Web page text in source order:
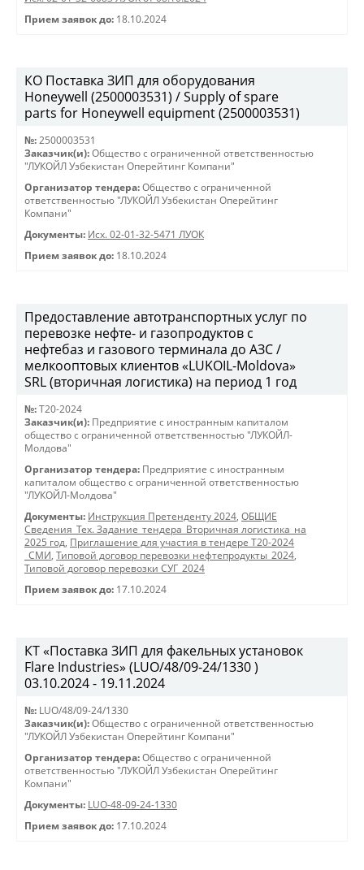
Прием заявок до: 18.10.2024
КО Поставка ЗИП для оборудования
Honeywell (2500003531) / Supply of spare
parts for Honeywell equipment (2500003531)
№: 2500003531
Заказчик(и): Общество с ограниченной ответственностью
"ЛУКОЙЛ Узбекистан Оперейтинг Компани"
Организатор тендера: Общество с ограниченной
ответственностью "ЛУКОЙЛ Узбекистан Оперейтинг
Компани"
Документы: Исх. 02-01-32-5471 ЛУОК
Прием заявок до: 18.10.2024
Предоставление автотранспортных услуг по
перевозке нефте- и газопродуктов с
нефтебаз и газового терминала до АЗС /
мелкооптовых клиентов «LUKOIL-Moldova»
SRL (вторичная логистика) на период 1 год
№: T20-2024
Заказчик(и): Предприятие с иностранным капиталом
общество с ограниченной ответственностью "ЛУКОЙЛ-
Молдова"
Организатор тендера: Предприятие с иностранным
капиталом общество с ограниченной ответственностью
"ЛУКОЙЛ-Молдова"
Документы: Инструкция Претенденту 2024, ОБЩИЕ
Сведения_Тех. Задание_тендера_Вторичная логистика_на
2025 год, Приглашение для участия в тендере Т20-2024
_СМИ, Типовой договор перевозки нефтепродукты_2024,
Типовой договор перевозки СУГ_2024
Прием заявок до: 17.10.2024
КТ «Поставка ЗИП для факельных установок
Flare Industries» (LUO/48/09-24/1330 )
03.10.2024 - 19.11.2024
№: LUO/48/09-24/1330
Заказчик(и): Общество с ограниченной ответственностью
"ЛУКОЙЛ Узбекистан Оперейтинг Компани"
Организатор тендера: Общество с ограниченной
ответственностью "ЛУКОЙЛ Узбекистан Оперейтинг
Компани"
Документы: LUO-48-09-24-1330
Прием заявок до: 17.10.2024